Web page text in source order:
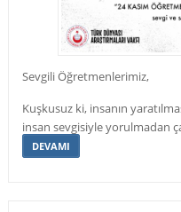
Sevgili Öğretmenlerimiz,
Kuşkusuz ki, insanın
insan sevgisiyle yorulmadan
DEVAMI